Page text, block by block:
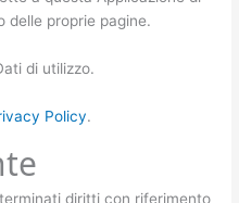
delle proprie pagine.
di utilizzo.
Policy.
diritti con riferimento